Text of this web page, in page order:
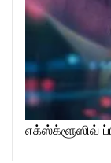
எக்ஸ்க்ளூஸிவ்